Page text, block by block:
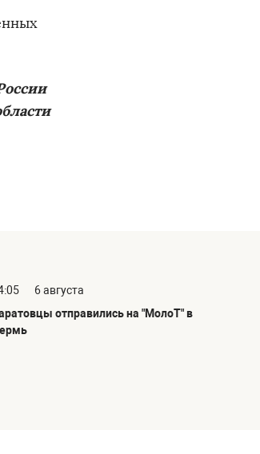
6 августа
отправились на "МолоТ" в